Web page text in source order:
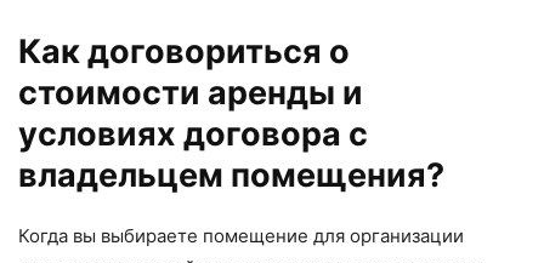
Как договориться о
стоимости аренды и
условиях договора с
владельцем помещения?
Когда вы выбираете помещение для организации